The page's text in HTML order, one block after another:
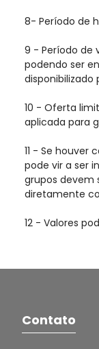
8- Período de
9 - Período de
podendo ser
10 - Oferta
aplicada para
11 - Se houver
pode vir a ser
grupos devem
diretamente
12 - Valores
Contato